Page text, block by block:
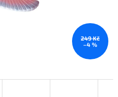
249 Kč
–4 %